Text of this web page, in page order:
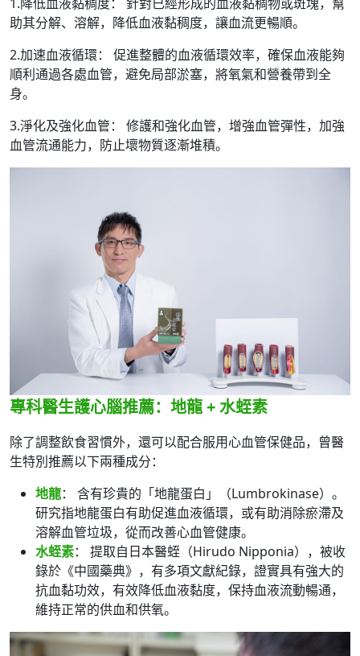
助其分解、溶解，降低血液黏稠度，讓血流更暢順。
2.加速血液循環： 促進整體的血液循環效率，確保血液能夠
順利通過各處血管，避免局部淤塞，將氧氣和營養帶到全
身。
3.淨化及強化血管： 修護和強化血管，增強血管彈性，加強
血管流通能力，防止壞物質逐漸堆積。
專科醫生護心腦推薦：地龍 + 水蛭素
除了調整飲食習慣外，還可以配合服用心血管保健品，曾醫
生特別推薦以下兩種成分：
地龍： 含有珍貴的「地龍蛋白」（Lumbrokinase）。
研究指地龍蛋白有助促進血液循環，或有助消除瘀滯及
溶解血管垃圾，從而改善心血管健康。
水蛭素： 提取自日本醫蛭（Hirudo Nipponia），被收
錄於《中國藥典》，有多項文獻紀錄，證實具有強大的
抗血黏功效，有效降低血液黏度，保持血液流動暢通，
維持正常的供血和供氧。